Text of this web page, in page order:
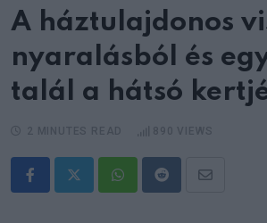
A háztulajdonos
nyaralásból és
talál a hátsó
WhatsappRedditShare